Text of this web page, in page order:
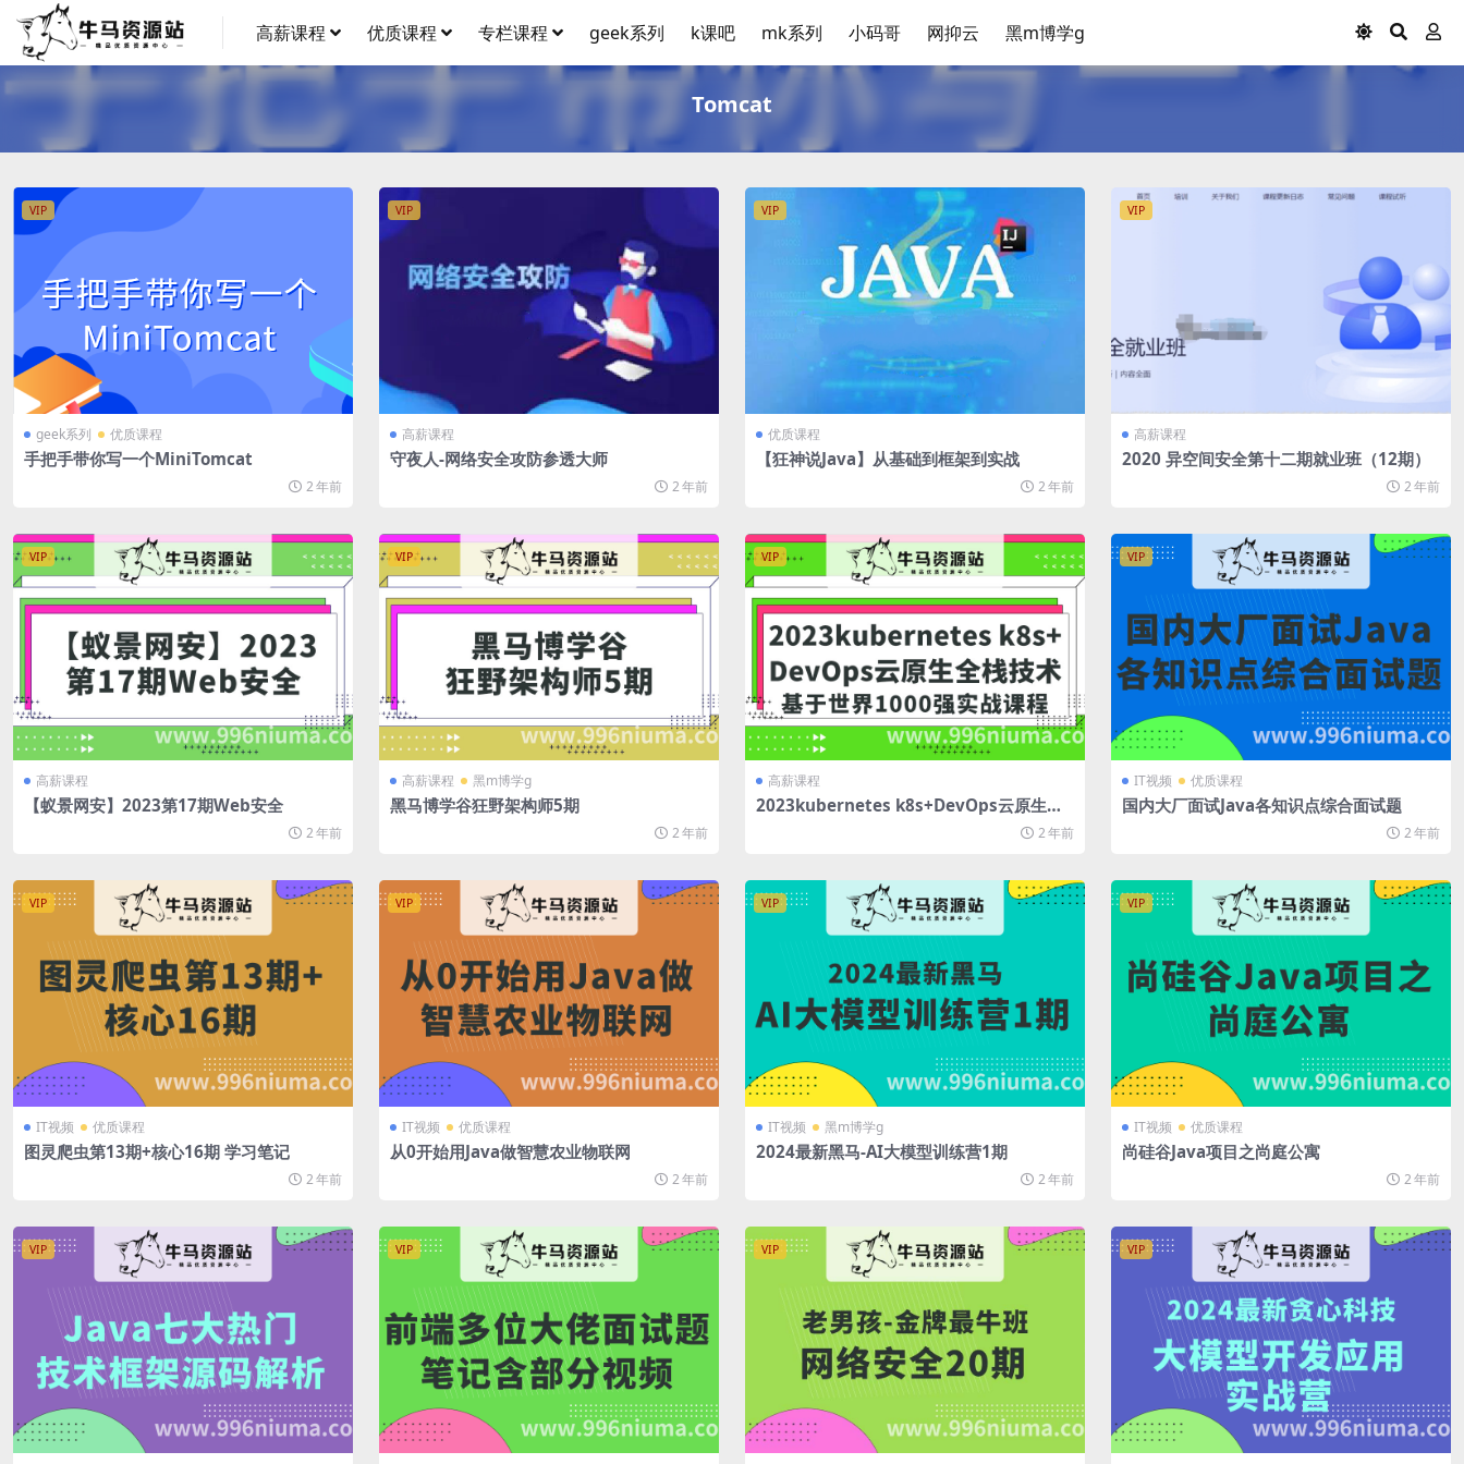
高薪课程 优质课程 专栏课程 geek系列 k课吧 mk系列 小码哥 网抑云 黑m博学g
Tomcat
VIP
geek系列 优质课程
手把手带你写一个MiniTomcat
2 年前
VIP
高薪课程
守夜人-网络安全攻防参透大师
2 年前
VIP
优质课程
【狂神说Java】从基础到框架到实战
2 年前
VIP
高薪课程
2020 异空间安全第十二期就业班（12期）
2 年前
VIP
高薪课程
【蚁景网安】2023第17期Web安全
2 年前
VIP
高薪课程 黑m博学g
黑马博学谷狂野架构师5期
2 年前
VIP
高薪课程
2023kubernetes k8s+DevOps云原生全
2 年前
VIP
IT视频 优质课程
国内大厂面试Java各知识点综合面试题
2 年前
VIP
IT视频 优质课程
图灵爬虫第13期+核心16期 学习笔记
2 年前
VIP
IT视频 优质课程
从0开始用Java做智慧农业物联网
2 年前
VIP
IT视频 黑m博学g
2024最新黑马-AI大模型训练营1期
2 年前
VIP
IT视频 优质课程
尚硅谷Java项目之尚庭公寓
2 年前
VIP VIP VIP VIP